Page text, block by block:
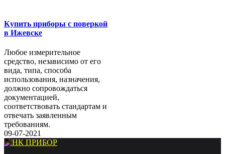
Купить приборы с поверкой
в Ижевске
Любое измерительное
средство, независимо от его
вида, типа, способа
использования, назначения,
должно сопровождаться
документацией,
соответствовать стандартам и
отвечать заявленным
требованиям.
09-07-2021